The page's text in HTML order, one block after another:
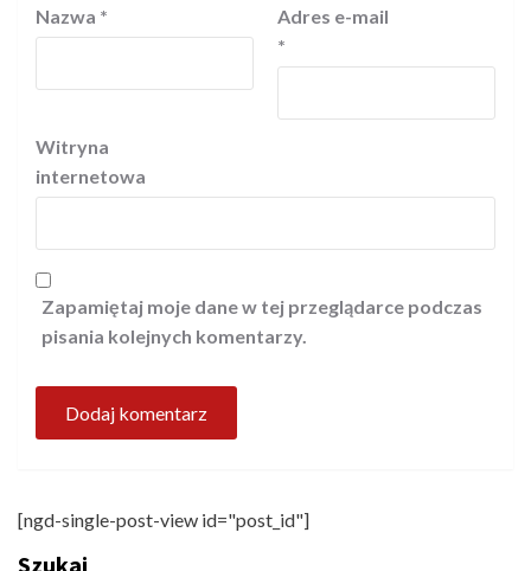
Nazwa *
Adres e-mail
*
Witryna
internetowa
Zapamiętaj moje dane w tej przeglądarce podczas
pisania kolejnych komentarzy.
[ngd-single-post-view id="post_id"]
Szukaj